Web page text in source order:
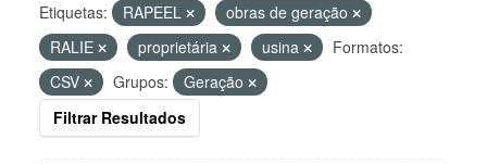
Etiquetas: RAPEEL
obras de geração
RALIE
proprietária usina
Formatos:
CSV
Grupos:
Geração
Filtrar Resultados